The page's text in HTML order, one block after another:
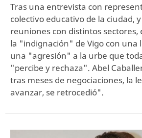
Tras una entrevista con
colectivo educativo de la ciudad,
reuniones con distintos sectores,
la "indignación" de Vigo con una
una "agresión" a la urbe que
"percibe y rechaza". Abel
tras meses de negociaciones, la
avanzar, se retrocedió".